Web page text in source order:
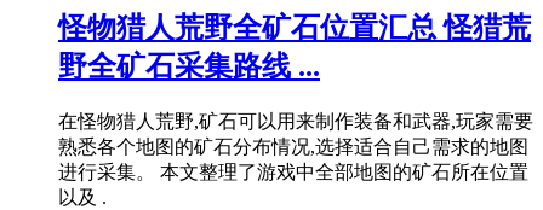
怪物猎人荒野全矿石位置汇总 怪猎荒
野全矿石采集路线 ...
在怪物猎人荒野,矿石可以用来制作装备和武器,玩家需要
熟悉各个地图的矿石分布情况,选择适合自己需求的地图
进行采集。 本文整理了游戏中全部地图的矿石所在位置
以及 .